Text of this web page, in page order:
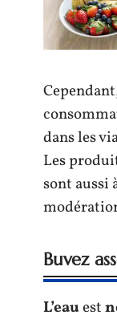
dans les
Les
sont aussi
Buvez
L’eauest